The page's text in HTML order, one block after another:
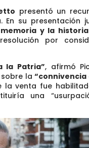
presentó un
su presentación
y la
por
la Patria”, afirmó
sobre la“connivencia
la venta fue
una